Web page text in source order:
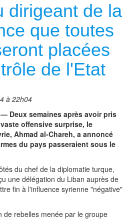
dirigeant de la
que toutes
placées
de l'Etat
à 22h04
— Deux semaines après avoir pris
offensive surprise, le
Ahmad al-Chareh, a annoncé
du pays passeraient sous le
du chef de la diplomatie turque,
une délégation du Liban auprès de
fin à l'influence syrienne "négative"
de rebelles menée par le groupe